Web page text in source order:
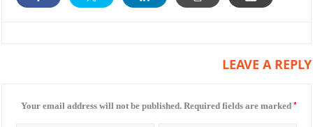
LEAVE A REPLY
Your email address will not be published. Required fields are marked *